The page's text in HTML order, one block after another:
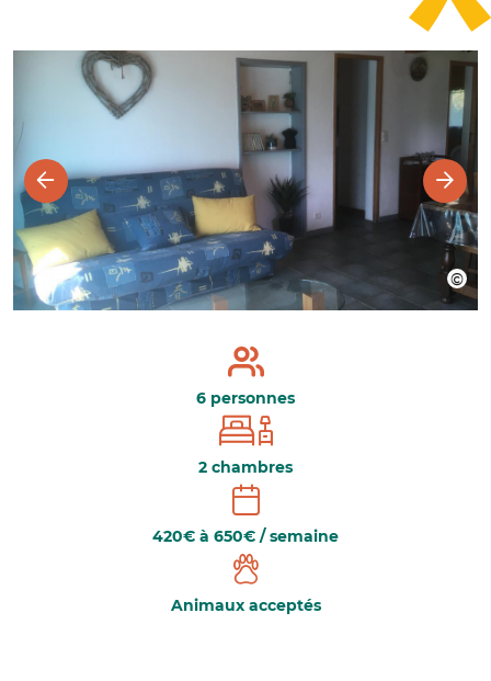
6 personnes
2 chambres
420€ à 650€ / semaine
Animaux acceptés